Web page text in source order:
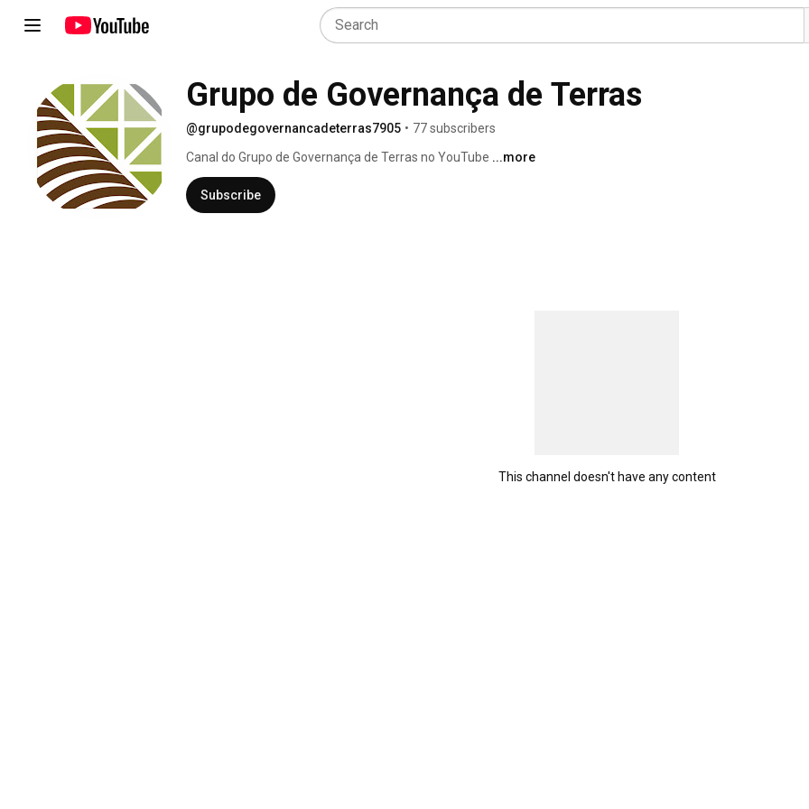
Grupo de Governança de Terras
@grupodegovernancadeterras7905 • 77 subscribers
Canal do Grupo de Governança de Terras no YouTube ...more
Subscribe
This channel doesn't have any content